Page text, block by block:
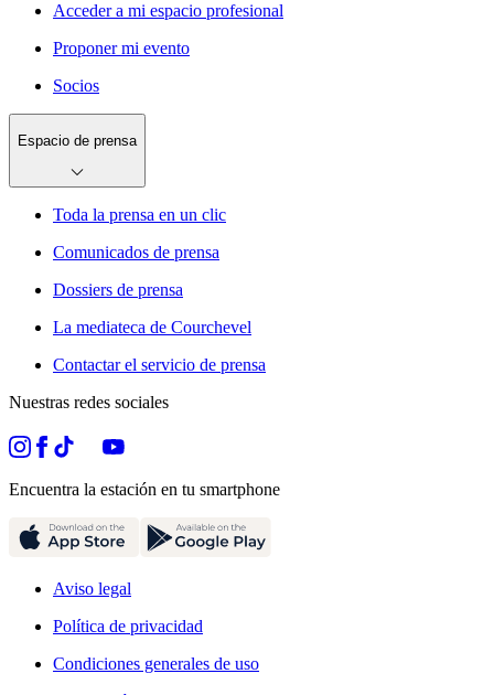
Acceder a mi espacio profesional
Proponer mi evento
Socios
Espacio de prensa
Toda la prensa en un clic
Comunicados de prensa
Dossiers de prensa
La mediateca de Courchevel
Contactar el servicio de prensa
Nuestras redes sociales
Encuentra la estación en tu smartphone
Aviso legal
Política de privacidad
Condiciones generales de uso